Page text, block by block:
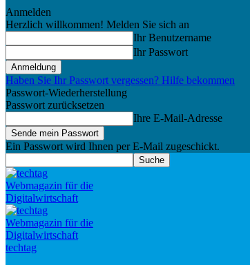
Anmelden
Herzlich willkommen! Melden Sie sich an
Ihr Benutzername
Ihr Passwort
Haben Sie Ihr Passwort vergessen? Hilfe bekommen
Passwort-Wiederherstellung
Passwort zurücksetzen
Ihre E-Mail-Adresse
Ein Passwort wird Ihnen per E-Mail zugeschickt.
techtag